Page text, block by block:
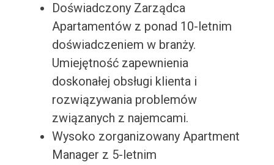
Doświadczony Zarządca
Apartamentów z ponad 10-letnim
doświadczeniem w branży.
Umiejętność zapewnienia
doskonałej obsługi klienta i
rozwiązywania problemów
związanych z najemcami.
Wysoko zorganizowany Apartment
Manager z 5-letnim